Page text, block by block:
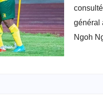
général
Ngoh